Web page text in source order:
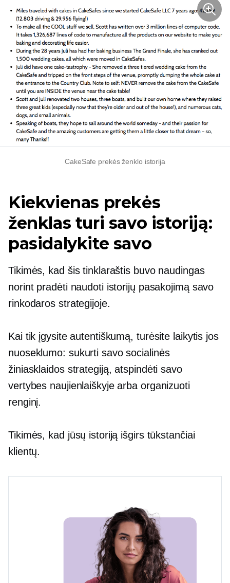
CakeSafe prekės ženklo istorija
Kiekvienas prekės
ženklas turi savo istoriją:
pasidalykite savo
Tikimės, kad šis tinklaraštis buvo naudingas
norint pradėti naudoti istorijų pasakojimą savo
rinkodaros strategijoje.
Kai tik įgysite autentiškumą, turėsite laikytis jos
nuoseklumo: sukurti savo socialinės
žiniasklaidos strategiją, atspindėti savo
vertybes naujienlaiškyje arba organizuoti
renginį.
Tikimės, kad jūsų istoriją išgirs tūkstančiai
klientų.